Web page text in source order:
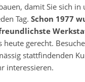
damit Sie sich
Tag. Schon 1977
gerecht.
stattfindenden
interessieren.